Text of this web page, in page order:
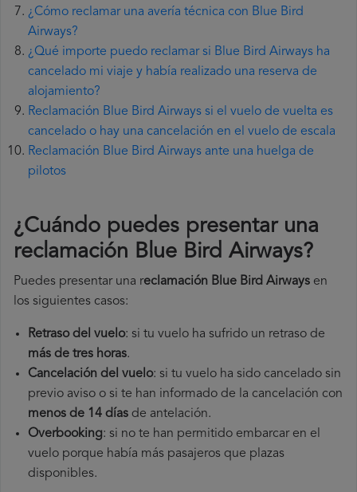
¿Cómo reclamar una avería técnica con Blue Bird
Airways?
¿Qué importe puedo reclamar si Blue Bird Airways ha
cancelado mi viaje y había realizado una reserva de
alojamiento?
Reclamación Blue Bird Airways si el vuelo de vuelta es
cancelado o hay una cancelación en el vuelo de escala
Reclamación Blue Bird Airways ante una huelga de
pilotos
¿Cuándo puedes presentar una
reclamación Blue Bird Airways?
Puedes presentar una reclamación Blue Bird Airways en
los siguientes casos:
Retraso del vuelo: si tu vuelo ha sufrido un retraso de
más de tres horas.
Cancelación del vuelo: si tu vuelo ha sido cancelado sin
previo aviso o si te han informado de la cancelación con
menos de 14 días de antelación.
Overbooking: si no te han permitido embarcar en el
vuelo porque había más pasajeros que plazas
disponibles.